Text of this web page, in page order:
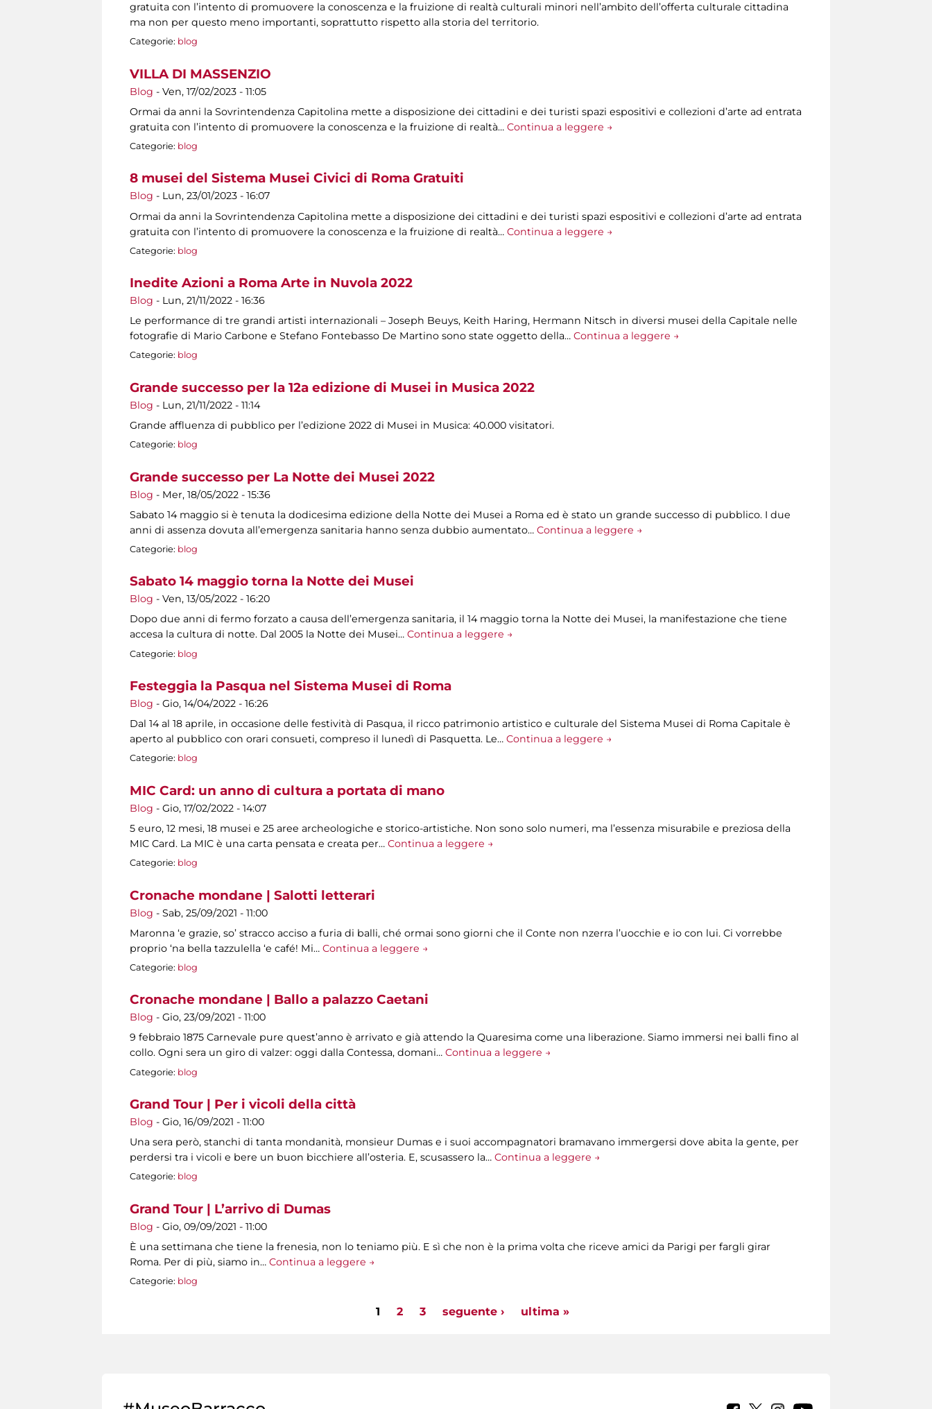
gratuita con l’intento di promuovere la conoscenza e la fruizione di realtà culturali minori nell’ambito dell’offerta culturale cittadina
ma non per questo meno importanti, soprattutto rispetto alla storia del territorio.
Categorie: blog
VILLA DI MASSENZIO
Blog - Ven, 17/02/2023 - 11:05
Ormai da anni la Sovrintendenza Capitolina mette a disposizione dei cittadini e dei turisti spazi espositivi e collezioni d’arte ad entrata
gratuita con l’intento di promuovere la conoscenza e la fruizione di realtà… Continua a leggere →
Categorie: blog
8 musei del Sistema Musei Civici di Roma Gratuiti
Blog - Lun, 23/01/2023 - 16:07
Ormai da anni la Sovrintendenza Capitolina mette a disposizione dei cittadini e dei turisti spazi espositivi e collezioni d’arte ad entrata
gratuita con l’intento di promuovere la conoscenza e la fruizione di realtà… Continua a leggere →
Categorie: blog
Inedite Azioni a Roma Arte in Nuvola 2022
Blog - Lun, 21/11/2022 - 16:36
Le performance di tre grandi artisti internazionali – Joseph Beuys, Keith Haring, Hermann Nitsch in diversi musei della Capitale nelle
fotografie di Mario Carbone e Stefano Fontebasso De Martino sono state oggetto della… Continua a leggere →
Categorie: blog
Grande successo per la 12a edizione di Musei in Musica 2022
Blog - Lun, 21/11/2022 - 11:14
Grande affluenza di pubblico per l’edizione 2022 di Musei in Musica: 40.000 visitatori.
Categorie: blog
Grande successo per La Notte dei Musei 2022
Blog - Mer, 18/05/2022 - 15:36
Sabato 14 maggio si è tenuta la dodicesima edizione della Notte dei Musei a Roma ed è stato un grande successo di pubblico. I due
anni di assenza dovuta all’emergenza sanitaria hanno senza dubbio aumentato… Continua a leggere →
Categorie: blog
Sabato 14 maggio torna la Notte dei Musei
Blog - Ven, 13/05/2022 - 16:20
Dopo due anni di fermo forzato a causa dell’emergenza sanitaria, il 14 maggio torna la Notte dei Musei, la manifestazione che tiene
accesa la cultura di notte. Dal 2005 la Notte dei Musei… Continua a leggere →
Categorie: blog
Festeggia la Pasqua nel Sistema Musei di Roma
Blog - Gio, 14/04/2022 - 16:26
Dal 14 al 18 aprile, in occasione delle festività di Pasqua, il ricco patrimonio artistico e culturale del Sistema Musei di Roma Capitale è
aperto al pubblico con orari consueti, compreso il lunedì di Pasquetta. Le… Continua a leggere →
Categorie: blog
MIC Card: un anno di cultura a portata di mano
Blog - Gio, 17/02/2022 - 14:07
5 euro, 12 mesi, 18 musei e 25 aree archeologiche e storico-artistiche. Non sono solo numeri, ma l’essenza misurabile e preziosa della
MIC Card. La MIC è una carta pensata e creata per… Continua a leggere →
Categorie: blog
Cronache mondane | Salotti letterari
Blog - Sab, 25/09/2021 - 11:00
Maronna ‘e grazie, so’ stracco acciso a furia di balli, ché ormai sono giorni che il Conte non nzerra l’uocchie e io con lui. Ci vorrebbe
proprio ‘na bella tazzulella ‘e café! Mi… Continua a leggere →
Categorie: blog
Cronache mondane | Ballo a palazzo Caetani
Blog - Gio, 23/09/2021 - 11:00
9 febbraio 1875 Carnevale pure quest’anno è arrivato e già attendo la Quaresima come una liberazione. Siamo immersi nei balli fino al
collo. Ogni sera un giro di valzer: oggi dalla Contessa, domani… Continua a leggere →
Categorie: blog
Grand Tour | Per i vicoli della città
Blog - Gio, 16/09/2021 - 11:00
Una sera però, stanchi di tanta mondanità, monsieur Dumas e i suoi accompagnatori bramavano immergersi dove abita la gente, per
perdersi tra i vicoli e bere un buon bicchiere all’osteria. E, scusassero la… Continua a leggere →
Categorie: blog
Grand Tour | L’arrivo di Dumas
Blog - Gio, 09/09/2021 - 11:00
È una settimana che tiene la frenesia, non lo teniamo più. E sì che non è la prima volta che riceve amici da Parigi per fargli girar
Roma. Per di più, siamo in… Continua a leggere →
Categorie: blog
1 2 3 seguente › ultima »